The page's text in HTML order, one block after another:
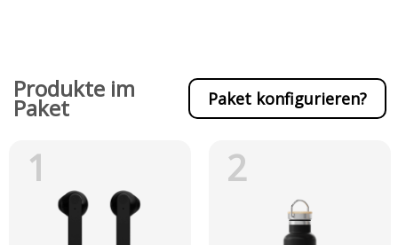
Produkte im
Paket Paket konfigurieren?
1 2